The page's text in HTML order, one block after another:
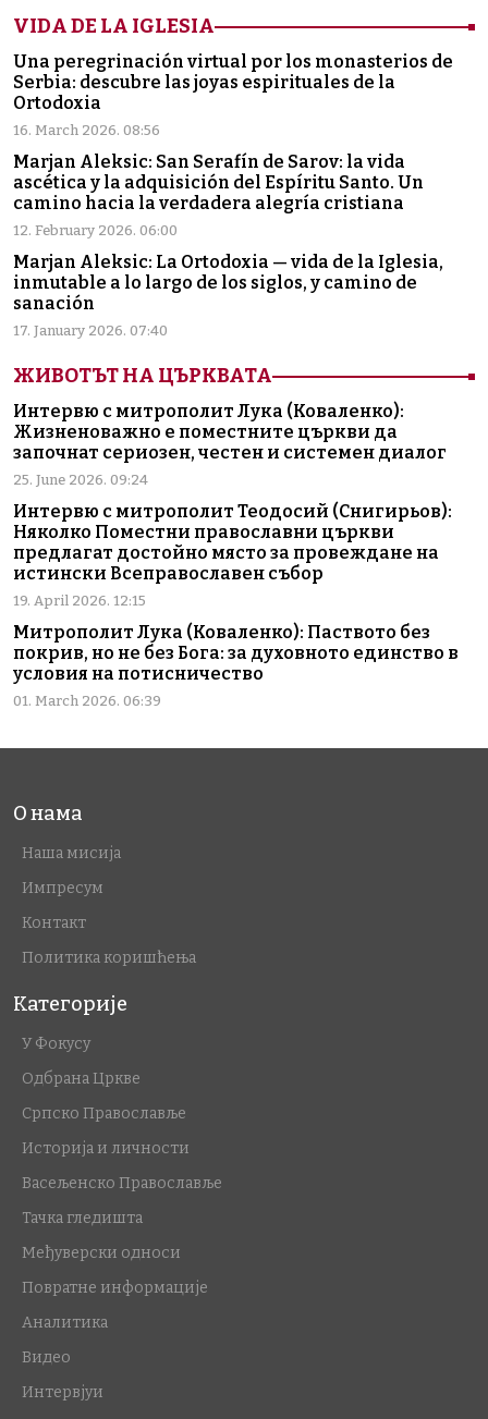
VIDA DE LA IGLESIA
Una peregrinación virtual por los monasterios de
Serbia: descubre las joyas espirituales de la
Ortodoxia
16. March 2026. 08:56
Marjan Aleksic: San Serafín de Sarov: la vida
ascética y la adquisición del Espíritu Santo. Un
camino hacia la verdadera alegría cristiana
12. February 2026. 06:00
Marjan Aleksic: La Ortodoxia — vida de la Iglesia,
inmutable a lo largo de los siglos, y camino de
sanación
17. January 2026. 07:40
ЖИВОТЪТ НА ЦЪРКВАТА
Интервю с митрополит Лука (Коваленко):
Жизненоважно е поместните църкви да
започнат сериозен, честен и системен диалог
25. June 2026. 09:24
Интервю с митрополит Теодосий (Снигирьов):
Няколко Поместни православни църкви
предлагат достойно място за провеждане на
истински Всеправославен събор
19. April 2026. 12:15
Митрополит Лука (Коваленко): Паството без
покрив, но не без Бога: за духовното единство в
условия на потисничество
01. March 2026. 06:39
О нама
Наша мисија
Импресум
Контакт
Политика коришћења
Категорије
У Фокусу
Одбрана Цркве
Српско Православље
Историја и личности
Васељенско Православље
Тачка гледишта
Међуверски односи
Повратне информације
Аналитика
Видео
Интервјуи